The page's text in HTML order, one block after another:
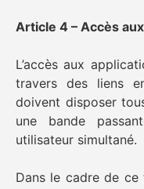
Article 4 – Accès
L’accès aux
travers des liens
doivent disposer
une bande
utilisateur simultané.
Dans le cadre de ce